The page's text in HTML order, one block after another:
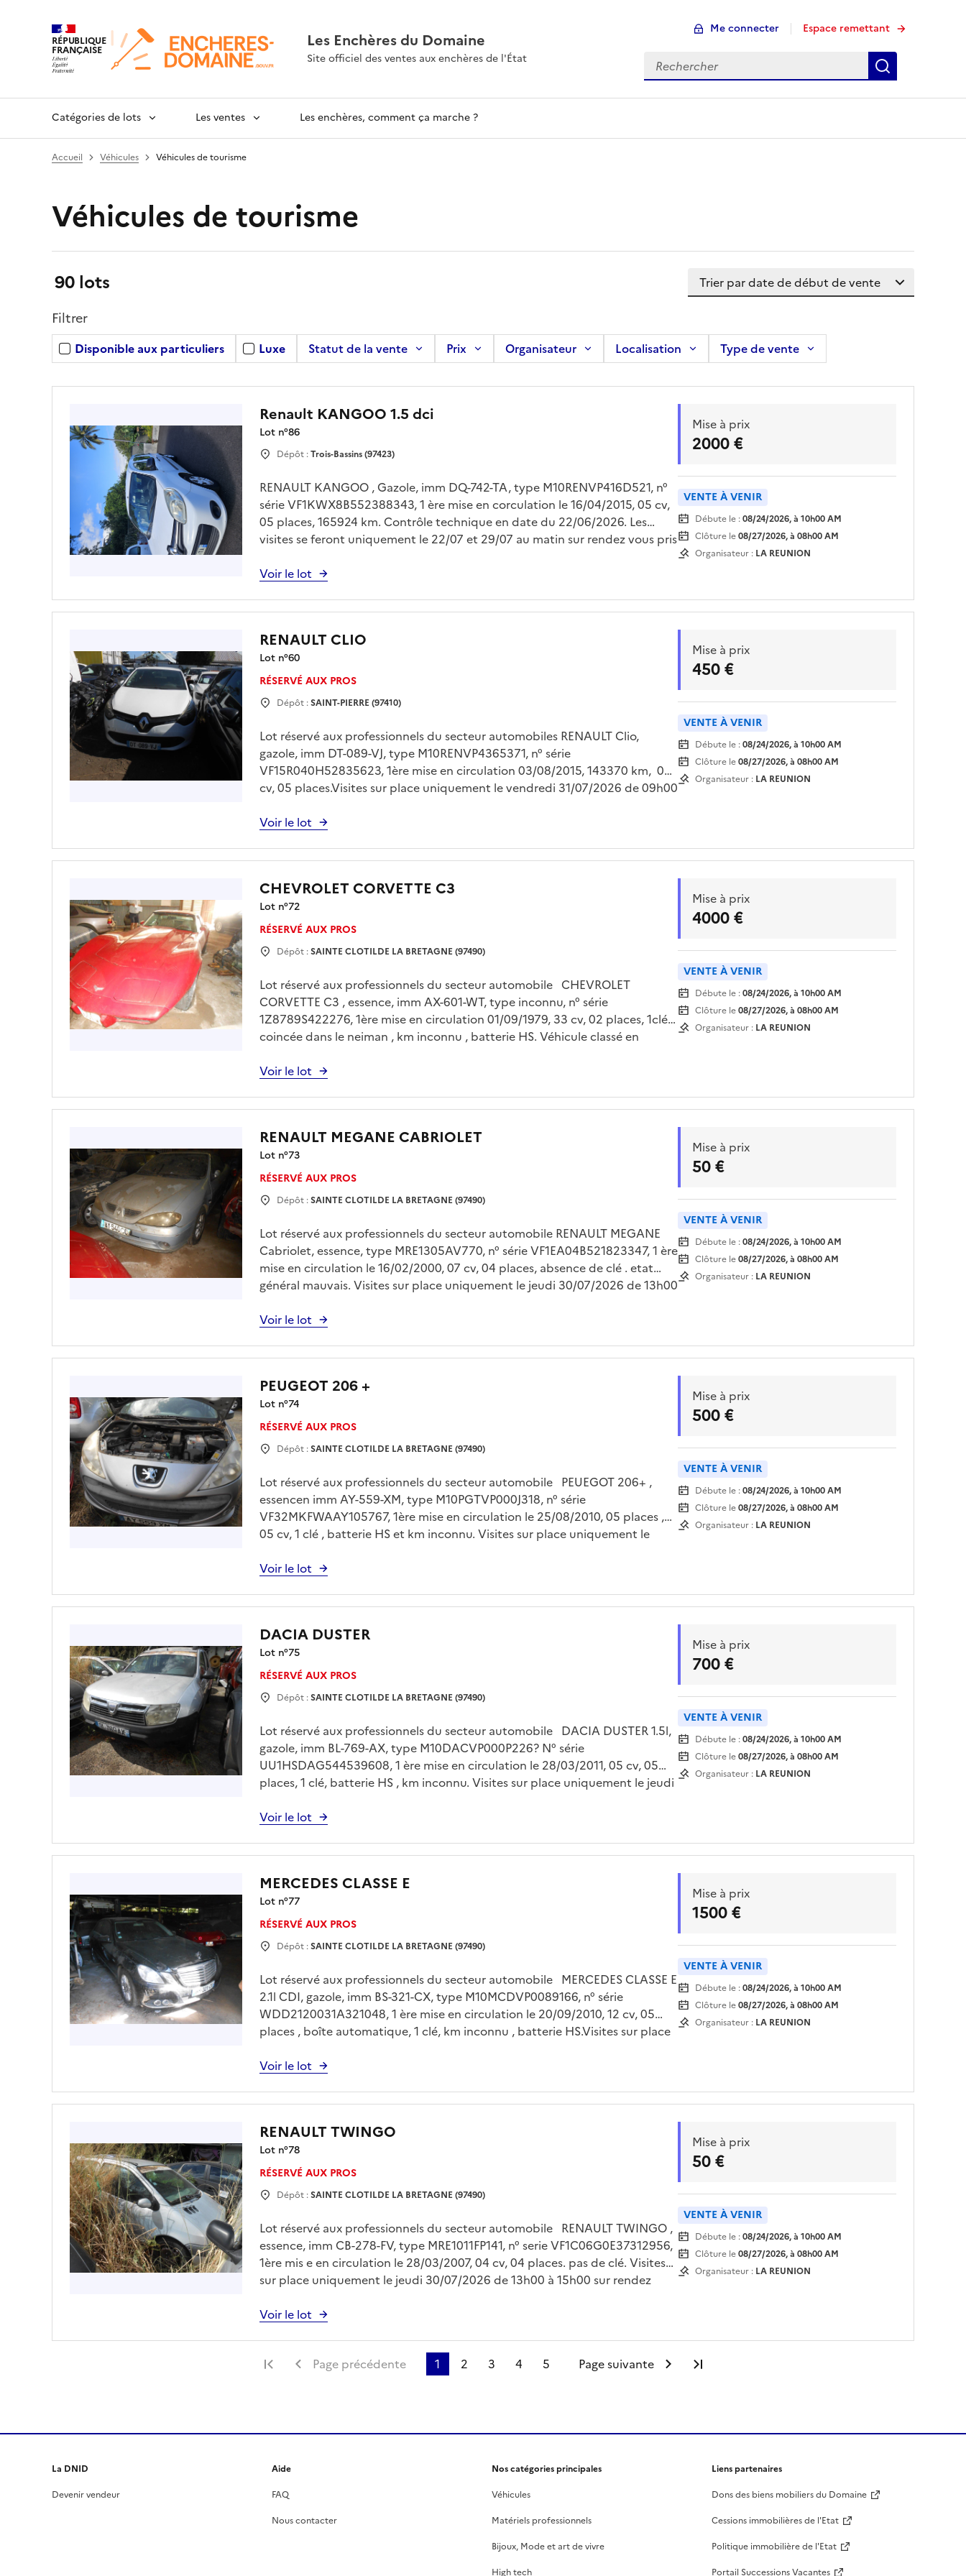
RÉPUBLIQUE
FRANÇAISE Les Enchères du Domaine
Site officiel des ventes aux enchères de l'État
Me connecter Espace remettant
Rechercher
Catégories de lots Les ventes Les enchères, comment ça marche ?
Accueil Véhicules Véhicules de tourisme
Véhicules de tourisme
Résultats:
90 lots Trier la liste
Filtrer
Disponible aux particuliers Luxe Statut de la vente Prix Organisateur Localisation Type de vente
Renault KANGOO 1.5 dci
Lot n°86
Dépôt :Trois-Bassins (97423)
RENAULT KANGOO , Gazole, imm DQ-742-TA, type M10RENVP416D521, n°
série VF1KWX8B552388343, 1 ère mise en corculation le 16/04/2015, 05 cv,
05 places, 165924 km. Contrôle technique en date du 22/06/2026. Les
visites se feront uniquement le 22/07 et 29/07 au matin sur rendez vous pris
parcnational.fr Enlèvement sur plateau à la charge de l'acquéreur
Mise à prix
2000 €
VENTE À VENIR
Débute le :08/24/2026, à 10h00 AM
Clôture le08/27/2026, à 08h00 AM
Organisateur : LA REUNION
Voir le lot
RENAULT CLIO
Lot n°60
RÉSERVÉ AUX PROS
Dépôt :SAINT-PIERRE (97410)
Lot réservé aux professionnels du secteur automobiles RENAULT Clio,
gazole, imm DT-089-VJ, type M10RENVP4365371, n° série
VF15R040H52835623, 1ère mise en circulation 03/08/2015, 143370 km, 04
cv, 05 places.Visites sur place uniquement le vendredi 31/07/2026 de 09h00
rendez vous et présentation d'une pièce d'identité. Des frais de garde
Mise à prix
450 €
VENTE À VENIR
Débute le :08/24/2026, à 10h00 AM
Clôture le08/27/2026, à 08h00 AM
Organisateur : LA REUNION
Voir le lot
CHEVROLET CORVETTE C3
Lot n°72
RÉSERVÉ AUX PROS
Dépôt :SAINTE CLOTILDE LA BRETAGNE (97490)
Lot réservé aux professionnels du secteur automobile CHEVROLET
CORVETTE C3 , essence, imm AX-601-WT, type inconnu, n° série
1Z8789S422276, 1ère mise en circulation 01/09/1979, 33 cv, 02 places, 1clé
coincée dans le neiman , km inconnu , batterie HS. Véhicule classé en
technique du 15/02/2019. Visites sur place uniquement le jeudi 30/07/2026
drfip974.pgp.domaine@dgfip.finances.gouv.fr Enlèvement sur plateau
Mise à prix
4000 €
VENTE À VENIR
Débute le :08/24/2026, à 10h00 AM
Clôture le08/27/2026, à 08h00 AM
Organisateur : LA REUNION
Voir le lot
RENAULT MEGANE CABRIOLET
Lot n°73
RÉSERVÉ AUX PROS
Dépôt :SAINTE CLOTILDE LA BRETAGNE (97490)
Lot réservé aux professionnels du secteur automobile RENAULT MEGANE
Cabriolet, essence, type MRE1305AV770, n° série VF1EA04B521823347, 1 ère
mise en circulation le 16/02/2000, 07 cv, 04 places, absence de clé . etat
général mauvais. Visites sur place uniquement le jeudi 30/07/2026 de 13h00
drfip974.pgp.domaine@dgfip.finances.gouv.fr Enlèvement sur plateau
Mise à prix
50 €
VENTE À VENIR
Débute le :08/24/2026, à 10h00 AM
Clôture le08/27/2026, à 08h00 AM
Organisateur : LA REUNION
Voir le lot
PEUGEOT 206 +
Lot n°74
RÉSERVÉ AUX PROS
Dépôt :SAINTE CLOTILDE LA BRETAGNE (97490)
Lot réservé aux professionnels du secteur automobile PEUEGOT 206+ ,
essencen imm AY-559-XM, type M10PGTVP000J318, n° série
VF32MKFWAAY105767, 1ère mise en circulation le 25/08/2010, 05 places ,
05 cv, 1 clé , batterie HS et km inconnu. Visites sur place uniquement le
sur drfip974.pgp.domaine@dgfip.finances.gouv.fr Enlèvement sur plateau
Mise à prix
500 €
VENTE À VENIR
Débute le :08/24/2026, à 10h00 AM
Clôture le08/27/2026, à 08h00 AM
Organisateur : LA REUNION
Voir le lot
DACIA DUSTER
Lot n°75
RÉSERVÉ AUX PROS
Dépôt :SAINTE CLOTILDE LA BRETAGNE (97490)
Lot réservé aux professionnels du secteur automobile DACIA DUSTER 1.5l,
gazole, imm BL-769-AX, type M10DACVP000P226? N° série
UU1HSDAG544539608, 1 ère mise en circulation le 28/03/2011, 05 cv, 05
places, 1 clé, batterie HS , km inconnu. Visites sur place uniquement le jeudi
drfip974.pgp.domaine@dgfip.finances.gouv.fr Enlèvement sur plateau à la
Mise à prix
700 €
VENTE À VENIR
Débute le :08/24/2026, à 10h00 AM
Clôture le08/27/2026, à 08h00 AM
Organisateur : LA REUNION
Voir le lot
MERCEDES CLASSE E
Lot n°77
RÉSERVÉ AUX PROS
Dépôt :SAINTE CLOTILDE LA BRETAGNE (97490)
Lot réservé aux professionnels du secteur automobile MERCEDES CLASSE E
2.1l CDI, gazole, imm BS-321-CX, type M10MCDVP0089166, n° série
WDD2120031A321048, 1 ère mise en circulation le 20/09/2010, 12 cv, 05
places , boîte automatique, 1 clé, km inconnu , batterie HS.Visites sur place
avec Mr LE FLOC’H sur drfip974.pgp.domaine@dgfip.finances.gouv.fr
vous .
Mise à prix
1500 €
VENTE À VENIR
Débute le :08/24/2026, à 10h00 AM
Clôture le08/27/2026, à 08h00 AM
Organisateur : LA REUNION
Voir le lot
RENAULT TWINGO
Lot n°78
RÉSERVÉ AUX PROS
Dépôt :SAINTE CLOTILDE LA BRETAGNE (97490)
Lot réservé aux professionnels du secteur automobile RENAULT TWINGO ,
essence, imm CB-278-FV, type MRE1011FP141, n° serie VF1C06G0E37312956,
1ère mis e en circulation le 28/03/2007, 04 cv, 04 places. pas de clé. Visites
sur place uniquement le jeudi 30/07/2026 de 13h00 à 15h00 sur rendez
drfip974.pgp.domaine@dgfip.finances.gouv.fr Enlèvement sur plateau
Mise à prix
50 €
VENTE À VENIR
Débute le :08/24/2026, à 10h00 AM
Clôture le08/27/2026, à 08h00 AM
Organisateur : LA REUNION
Voir le lot
Première page
Page précédente 1 2 3 4 5 Page suivante
La DNID
Devenir vendeur
Aide
FAQ
Nous contacter
Nos catégories principales
Véhicules
Matériels professionnels
Bijoux, Mode et art de vivre
High tech
Liens partenaires
Dons des biens mobiliers du Domaine
Cessions immobilières de l'Etat
Politique immobilière de l'Etat
Portail Successions Vacantes